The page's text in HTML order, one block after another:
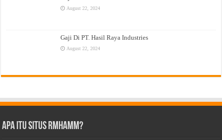
August 22, 2024
Gaji Di PT. Hasil Raya Industries
August 22, 2024
Apa Itu Situs Rmhamm?